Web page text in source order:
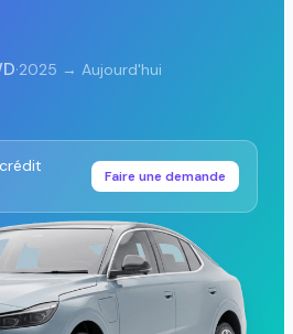
·2025 → Aujourd'hui
Faire une demande